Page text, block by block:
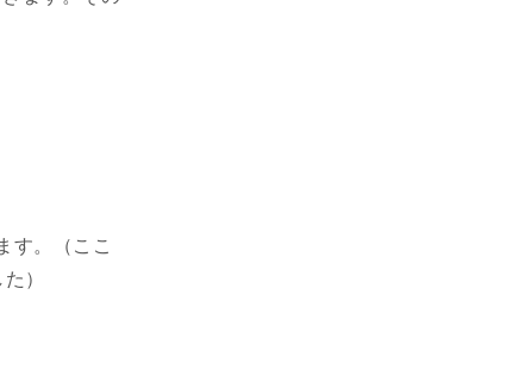
す。（ここ
）